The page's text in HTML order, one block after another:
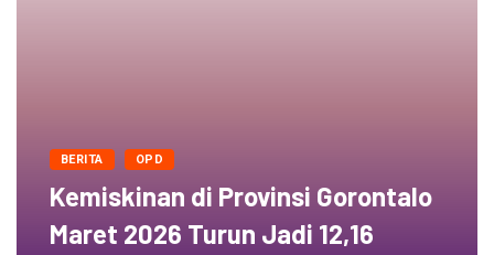
BERITA OPD
Kemiskinan di Provinsi Gorontalo
Maret 2026 Turun Jadi 12,16